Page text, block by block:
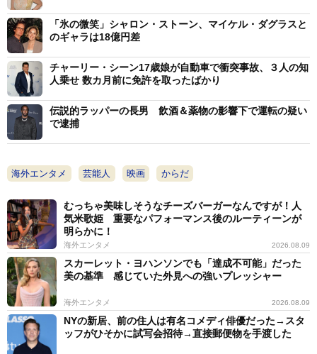
「氷の微笑」シャロン・ストーン、マイケル・ダグラスと
のギャラは18億円差
チャーリー・シーン17歳娘が自動車で衝突事故、３人の知
人乗せ 数カ月前に免許を取ったばかり
伝説的ラッパーの長男 飲酒＆薬物の影響下で運転の疑い
で逮捕
海外エンタメ 芸能人 映画 からだ
むっちゃ美味しそうなチーズバーガーなんですが！人
気米歌姫 重要なパフォーマンス後のルーティーンが
明らかに！
海外エンタメ 2026.08.09
スカーレット・ヨハンソンでも「達成不可能」だった
美の基準 感じていた外見への強いプレッシャー
海外エンタメ 2026.08.09
NYの新居、前の住人は有名コメディ俳優だった→スタ
ッフがひそかに試写会招待→直接郵便物を手渡した